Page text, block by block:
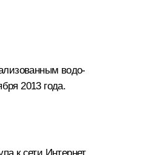
водо-
2013 года.